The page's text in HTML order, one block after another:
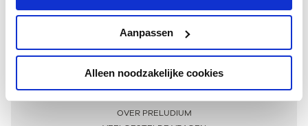
Aanpassen
Alleen noodzakelijke cookies
Meer informatie
OVER PRELUDIUM